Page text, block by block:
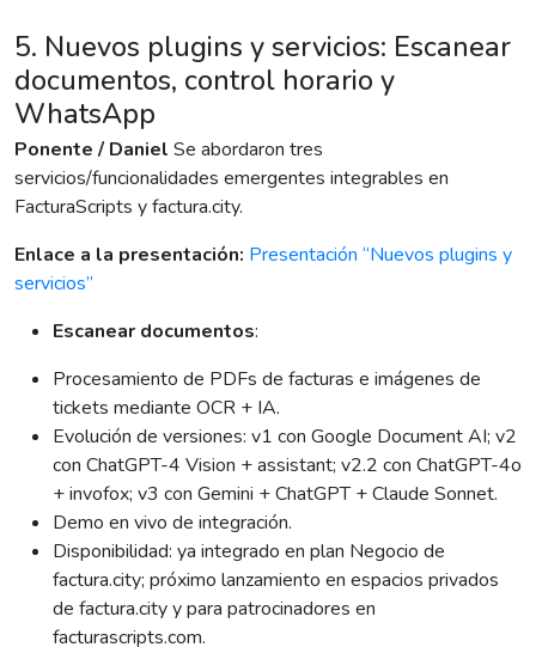
5. Nuevos plugins y servicios: Escanear
documentos, control horario y
WhatsApp
Ponente / Daniel Se abordaron tres
servicios/funcionalidades emergentes integrables en
FacturaScripts y factura.city.
Enlace a la presentación: Presentación “Nuevos plugins y
servicios”
Escanear documentos:
Procesamiento de PDFs de facturas e imágenes de
tickets mediante OCR + IA.
Evolución de versiones: v1 con Google Document AI; v2
con ChatGPT-4 Vision + assistant; v2.2 con ChatGPT-4o
+ invofox; v3 con Gemini + ChatGPT + Claude Sonnet.
Demo en vivo de integración.
Disponibilidad: ya integrado en plan Negocio de
factura.city; próximo lanzamiento en espacios privados
de factura.city y para patrocinadores en
facturascripts.com.